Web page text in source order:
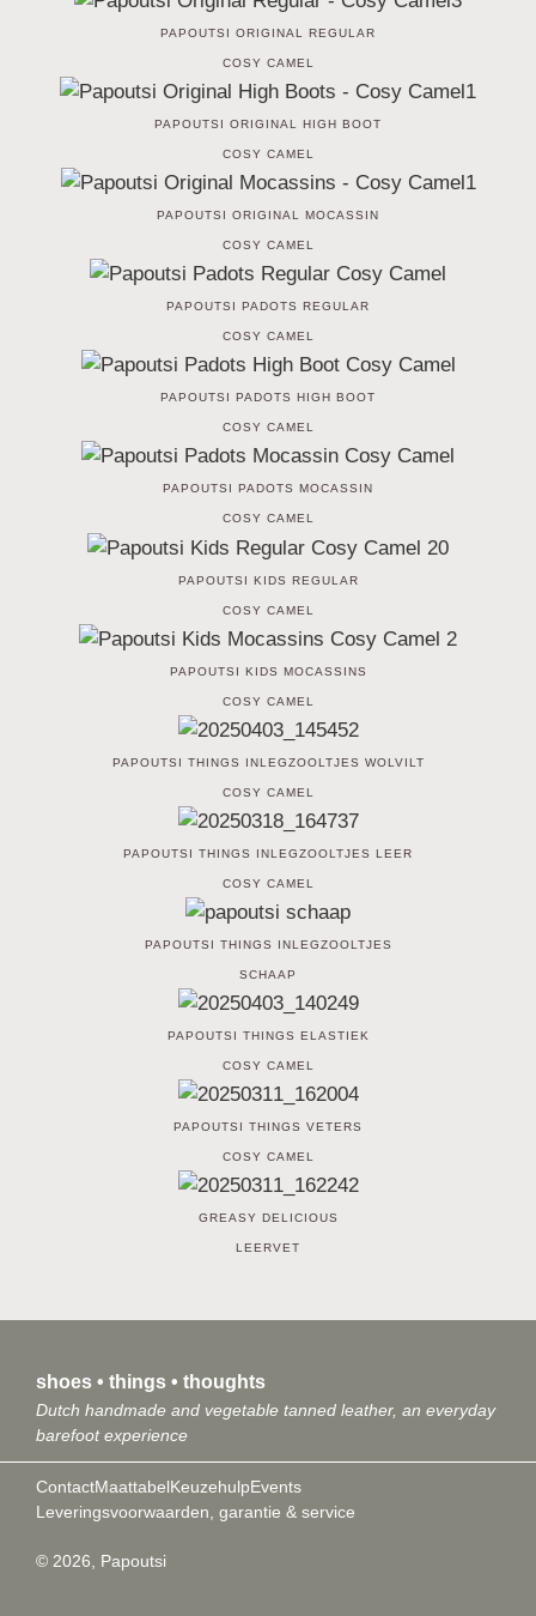
PAPOUTSI ORIGINAL REGULAR
COSY CAMEL
PAPOUTSI ORIGINAL HIGH BOOT
COSY CAMEL
PAPOUTSI ORIGINAL MOCASSIN
COSY CAMEL
PAPOUTSI PADOTS REGULAR
COSY CAMEL
PAPOUTSI PADOTS HIGH BOOT
COSY CAMEL
PAPOUTSI PADOTS MOCASSIN
COSY CAMEL
PAPOUTSI KIDS REGULAR
COSY CAMEL
PAPOUTSI KIDS MOCASSINS
COSY CAMEL
PAPOUTSI THINGS INLEGZOOLTJES WOLVILT
COSY CAMEL
PAPOUTSI THINGS INLEGZOOLTJES LEER
COSY CAMEL
PAPOUTSI THINGS INLEGZOOLTJES
SCHAAP
PAPOUTSI THINGS ELASTIEK
COSY CAMEL
PAPOUTSI THINGS VETERS
COSY CAMEL
GREASY DELICIOUS
LEERVET
shoes • things • thoughts
Dutch handmade and vegetable tanned leather, an everyday
barefoot experience
ContactMaattabelKeuzehulpEvents
Leveringsvoorwaarden, garantie & service
© 2026, Papoutsi